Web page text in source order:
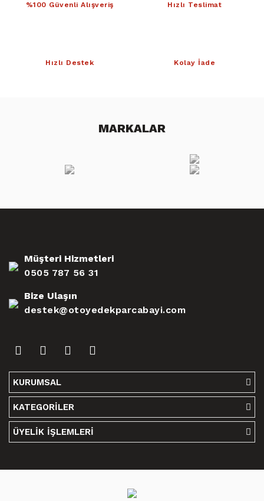
%100 Güvenli Alışveriş Hızlı Teslimat
Hızlı Destek Kolay İade
MARKALAR
Müşteri Hizmetleri
0505 787 56 31
Bize Ulaşın
destek@otoyedekparcabayi.com
KURUMSAL
KATEGORİLER
ÜYELİK İŞLEMLERİ